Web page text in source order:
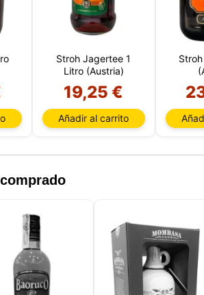
Stroh Jagertee 1
Litro (Austria)
19,25 €
Añadir al carrito